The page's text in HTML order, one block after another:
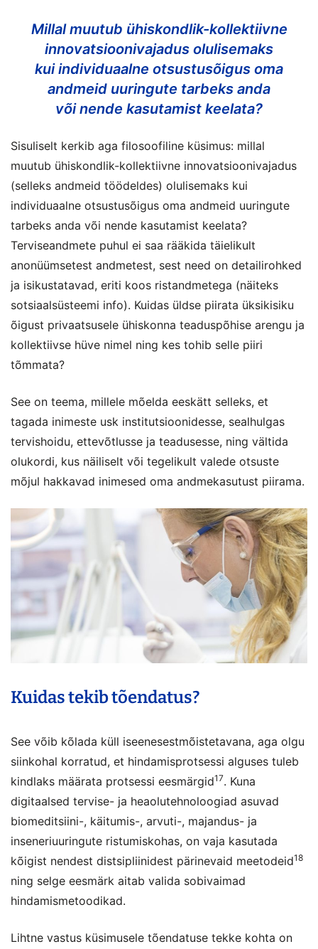
Millal muutub ühiskondlik-kollektiivne
innovatsioonivajadus olulisemaks
kui individuaalne otsustusõigus oma
andmeid uuringute tarbeks anda
või nende kasutamist keelata?
Sisuliselt kerkib aga filosoofiline küsimus: millal
muutub ühiskondlik-kollektiivne innovatsioonivajadus
(selleks andmeid töödeldes) olulisemaks kui
individuaalne otsustusõigus oma andmeid uuringute
tarbeks anda või nende kasutamist keelata?
Terviseandmete puhul ei saa rääkida täielikult
anonüümsetest andmetest, sest need on detailirohked
ja isikustatavad, eriti koos ristandmetega (näiteks
sotsiaalsüsteemi info). Kuidas üldse piirata üksikisiku
õigust privaatsusele ühiskonna teaduspõhise arengu ja
kollektiivse hüve nimel ning kes tohib selle piiri
tõmmata?
See on teema, millele mõelda eeskätt selleks, et
tagada inimeste usk institutsioonidesse, sealhulgas
tervishoidu, ettevõtlusse ja teadusesse, ning vältida
olukordi, kus näiliselt või tegelikult valede otsuste
mõjul hakkavad inimesed oma andmekasutust piirama.
Kuidas tekib tõendatus?
See võib kõlada küll iseenesestmõistetavana, aga olgu
siinkohal korratud, et hindamisprotsessi alguses tuleb
kindlaks määrata protsessi eesmärgid17. Kuna
digitaalsed tervise- ja heaolutehnoloogiad asuvad
biomeditsiini-, käitumis-, arvuti-, majandus- ja
inseneriuuringute ristumiskohas, on vaja kasutada
kõigist nendest distsipliinidest pärinevaid meetodeid18
ning selge eesmärk aitab valida sobivaimad
hindamismetoodikad.
Lihtne vastus küsimusele tõendatuse tekke kohta on